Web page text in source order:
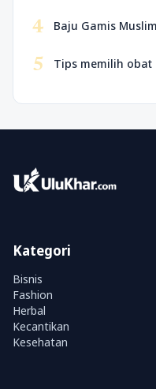
4 Baju Gamis
5 Tips memilih
Kategori
Bisnis
Fashion
Herbal
Kecantikan
Kesehatan